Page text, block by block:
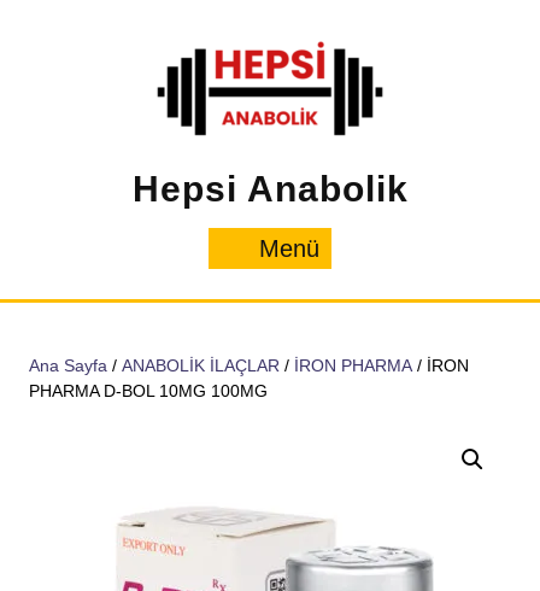
Hepsi Anabolik
Menü
Ana Sayfa / ANABOLİK İLAÇLAR / İRON PHARMA / İRON
PHARMA D-BOL 10MG 100MG